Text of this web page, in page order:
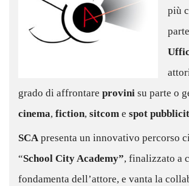
più
grado di affrontare provini su parte o
cinema, fiction, sitcom e spot
SCA presenta un innovativo percorso
“School City Academy”, finalizzato a
fondamenta dell’attore, e vanta la